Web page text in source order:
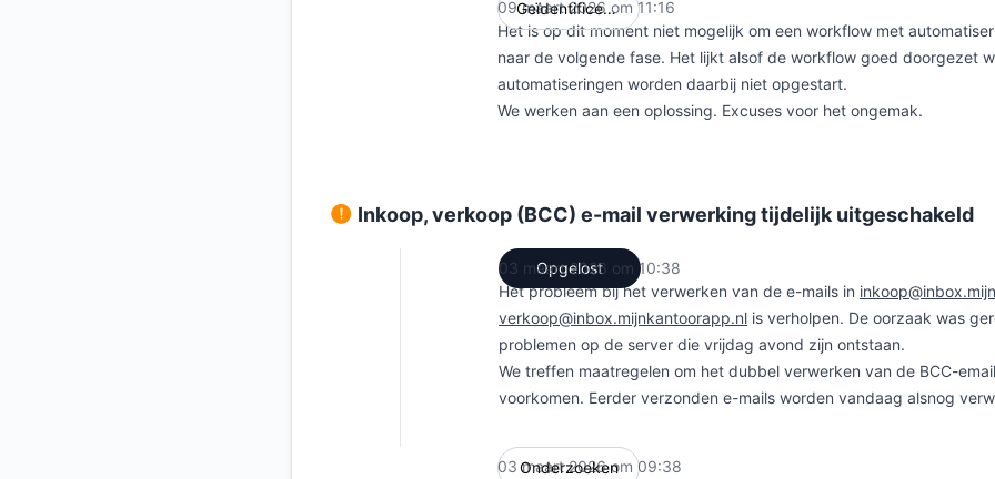
Geïdentificeerd
09 maart 2026 om 11:16
Het is op dit moment niet mogelijk om een workflow met
naar de volgende fase. Het lijkt alsof de workflow goed doorgezet
automatiseringen worden daarbij niet opgestart.
We werken aan een oplossing. Excuses voor het ongemak.
Inkoop, verkoop (BCC) e-mail verwerking tijdelijk uitgeschakeld
Opgelost
03 maart 2026 om 10:38
Het probleem bij het verwerken van de e-mails in
verkoop@inbox.mijnkantoorapp.nl is verholpen. De oorzaak was
problemen op de server die vrijdag avond zijn ontstaan.
We treffen maatregelen om het dubbel verwerken van de BCC-
voorkomen. Eerder verzonden e-mails worden vandaag alsnog
Onderzoeken
03 maart 2026 om 09:38